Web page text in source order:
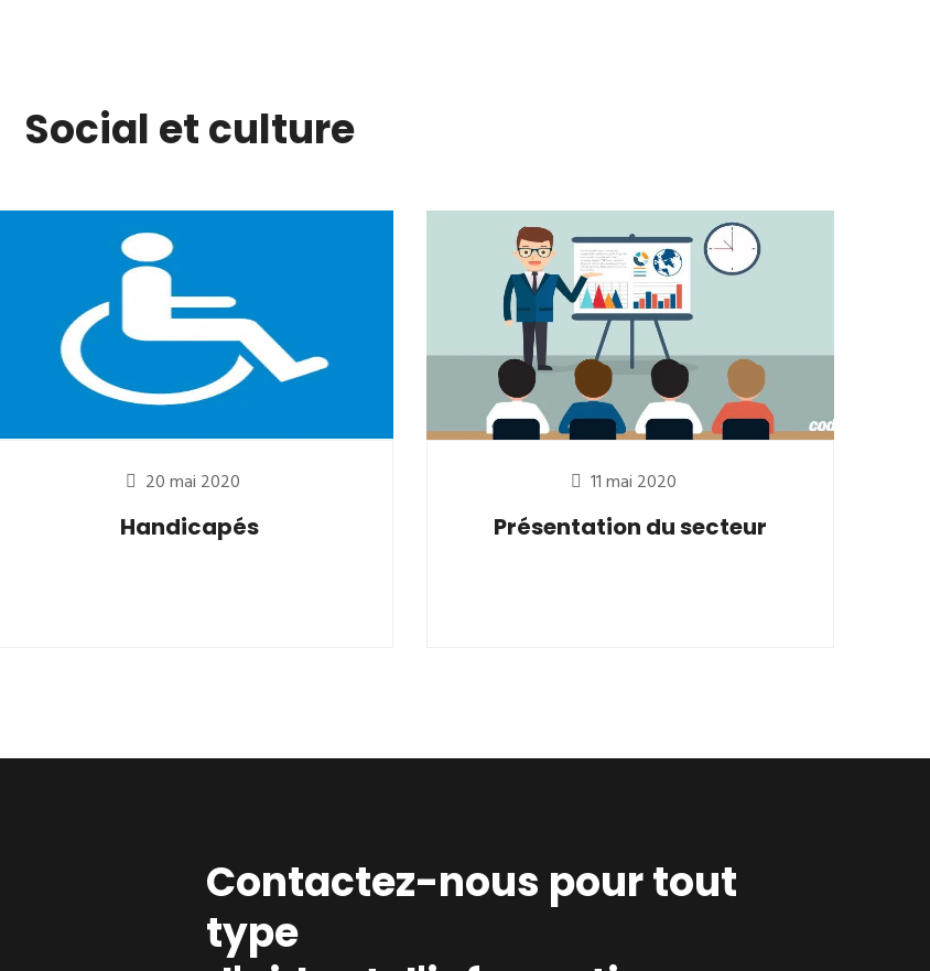
Social et culture
20 mai 2020
Handicapés
11 mai 2020
Présentation du secteur
Contactez-nous pour tout
type